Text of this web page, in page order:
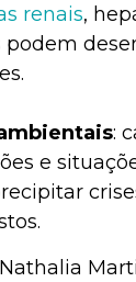
renais,
podem
:
e